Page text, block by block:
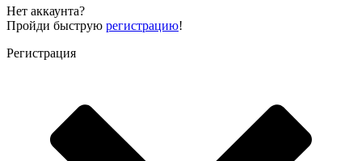
Нет аккаунта?
Пройди быструю регистрацию!
Регистрация